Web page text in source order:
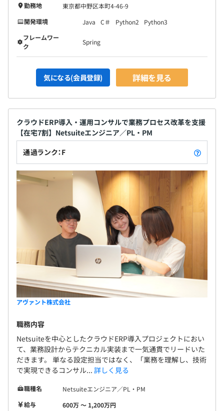
勤務地
東京都中野区本町4-46-9
開発環境
Java C＃ Python2
Python3
フレームワー
ク
Spring
気になる(会員登録) 詳細を見る
クラウドERP導入・運用コンサルで業務プロセス改革を支援
【在宅7割】Netsuiteエンジニア／PL・PM
通過ランク：F
アヴァント株式会社
職務内容
Netsuiteを中心としたクラウドERP導入プロジェクトにおい
て、業務設計からテクニカル実装まで一気通貫でリードいた
だきます。 単なる設定担当ではなく、「業務を理解し、技術
で実現できるコンサル... 詳しく見る
職種名
Netsuiteエンジニア／PL・PM
給与
600万 〜 1,200万円